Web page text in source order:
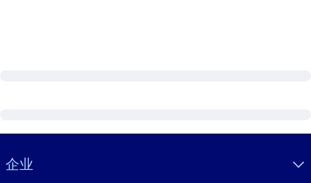
Visually hidden Text
企业